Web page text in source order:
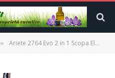
» Ariete 2764 Evo 2 in 1 Scopa Elettrica senza Sacco, Aspirabriciole Integrato, 600 W, 0.8 Litri, Filtro Hepa, Tecnologia Ciclonica, Plastica, Nero/Rosso